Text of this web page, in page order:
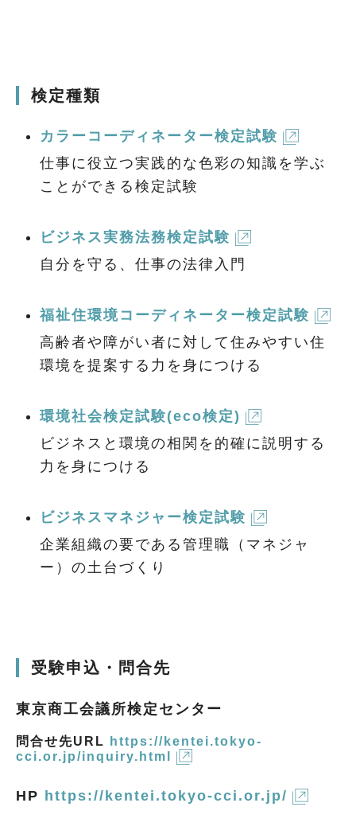
検定種類
カラーコーディネーター検定試験
仕事に役立つ実践的な色彩の知識を学ぶ
ことができる検定試験
ビジネス実務法務検定試験
自分を守る、仕事の法律入門
福祉住環境コーディネーター検定試験
高齢者や障がい者に対して住みやすい住
環境を提案する力を身につける
環境社会検定試験(eco検定)
ビジネスと環境の相関を的確に説明する
力を身につける
ビジネスマネジャー検定試験
企業組織の要である管理職（マネジャ
ー）の土台づくり
受験申込・問合先
東京商工会議所検定センター
問合せ先URL
https://kentei.tokyo-
cci.or.jp/inquiry.html
HP https://kentei.tokyo-cci.or.jp/